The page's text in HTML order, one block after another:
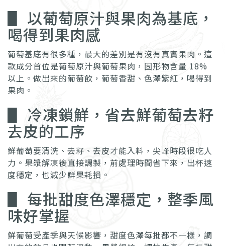
▋ 以葡萄原汁與果肉為基底，
喝得到果肉感
葡萄基底有很多種，最大的差別是有沒有真實果肉。這
款成分首位是葡萄原汁與葡萄果肉，固形物含量 18%
以上。做出來的葡萄飲，葡萄香甜、色澤紫紅，喝得到
果肉。
▋ 冷凍鎖鮮，省去鮮葡萄去籽
去皮的工序
鮮葡萄要清洗、去籽、去皮才能入料，尖峰時段很吃人
力。果漿解凍後直接調製，前處理時間省下來，出杯速
度穩定，也減少鮮果耗損。
▋ 每批甜度色澤穩定，整季風
味好掌握
鮮葡萄受產季與天候影響，甜度色澤每批都不一樣，調